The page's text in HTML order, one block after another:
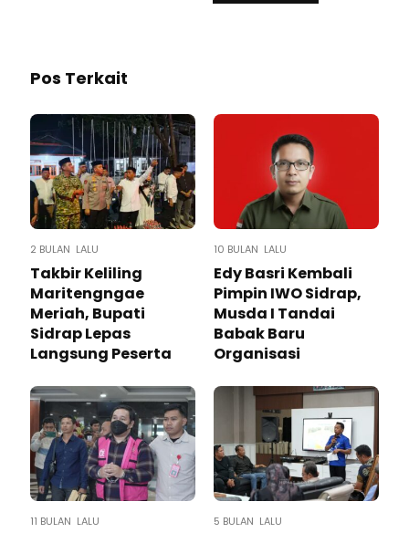
Pos Terkait
2 BULAN LALU
Takbir Keliling
Maritengngae
Meriah, Bupati
Sidrap Lepas
Langsung Peserta
10 BULAN LALU
Edy Basri Kembali
Pimpin IWO Sidrap,
Musda I Tandai
Babak Baru
Organisasi
11 BULAN LALU 5 BULAN LALU